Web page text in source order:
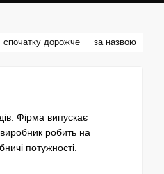
спочатку дорожче за назвою
Фірма випускає
робить на
потужності.